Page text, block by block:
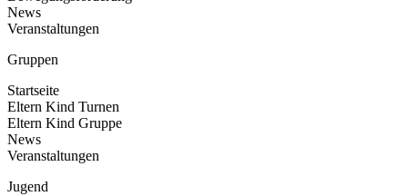
News
Veranstaltungen
Gruppen
Startseite
Eltern Kind Turnen
Eltern Kind Gruppe
News
Veranstaltungen
Jugend